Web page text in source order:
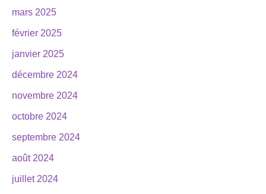
mars 2025
février 2025
janvier 2025
décembre 2024
novembre 2024
octobre 2024
septembre 2024
août 2024
juillet 2024